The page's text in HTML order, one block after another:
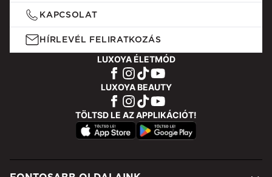
KAPCSOLAT
HÍRLEVÉL FELIRATKOZÁS
LUXOYA ÉLETMÓD
LUXOYA BEAUTY
TÖLTSD LE AZ APPLIKÁCIÓT!